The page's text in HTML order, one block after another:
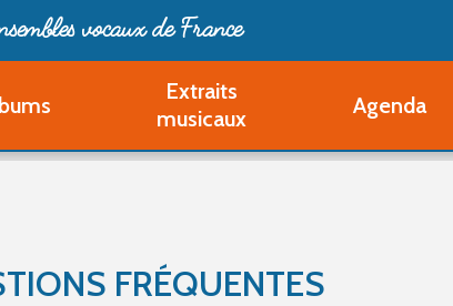
vocaux de France
Extraits
musicaux
Agenda
FRÉQUENTES